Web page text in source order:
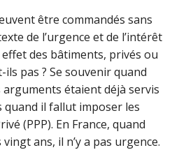
être commandés sans
de l’urgence et de l’intérêt
des bâtiments, privés ou
pas ? Se souvenir quand
arguments étaient déjà servis
quand il fallut imposer les
(PPP). En France, quand
ans, il n’y a pas urgence.